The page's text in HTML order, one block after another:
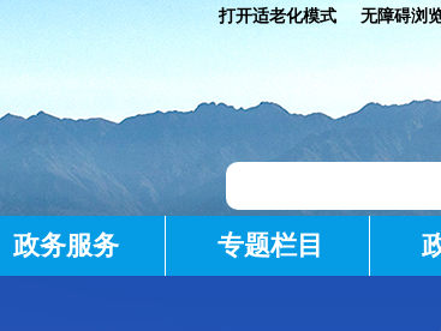
打开适老化模式 无障碍浏
政务服务 专题栏目